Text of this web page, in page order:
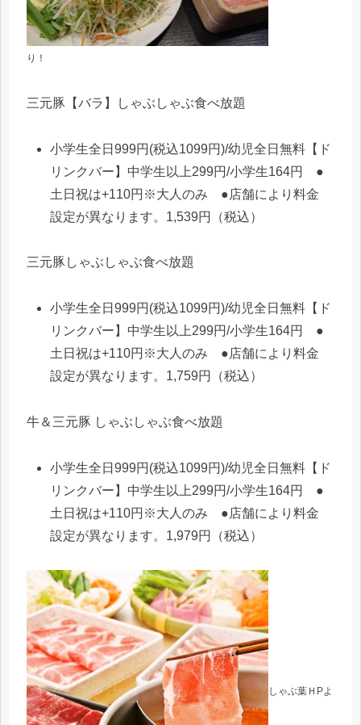
り！
三元豚【バラ】しゃぶしゃぶ食べ放題
小学生全日999円(税込1099円)/幼児全日無料【ド
リンクバー】中学生以上299円/小学生164円 ●
土日祝は+110円※大人のみ ●店舗により料金
設定が異なります。1,539円（税込）
三元豚しゃぶしゃぶ食べ放題
小学生全日999円(税込1099円)/幼児全日無料【ド
リンクバー】中学生以上299円/小学生164円 ●
土日祝は+110円※大人のみ ●店舗により料金
設定が異なります。1,759円（税込）
牛＆三元豚 しゃぶしゃぶ食べ放題
小学生全日999円(税込1099円)/幼児全日無料【ド
リンクバー】中学生以上299円/小学生164円 ●
土日祝は+110円※大人のみ ●店舗により料金
設定が異なります。1,979円（税込）
しゃぶ葉ＨPよ